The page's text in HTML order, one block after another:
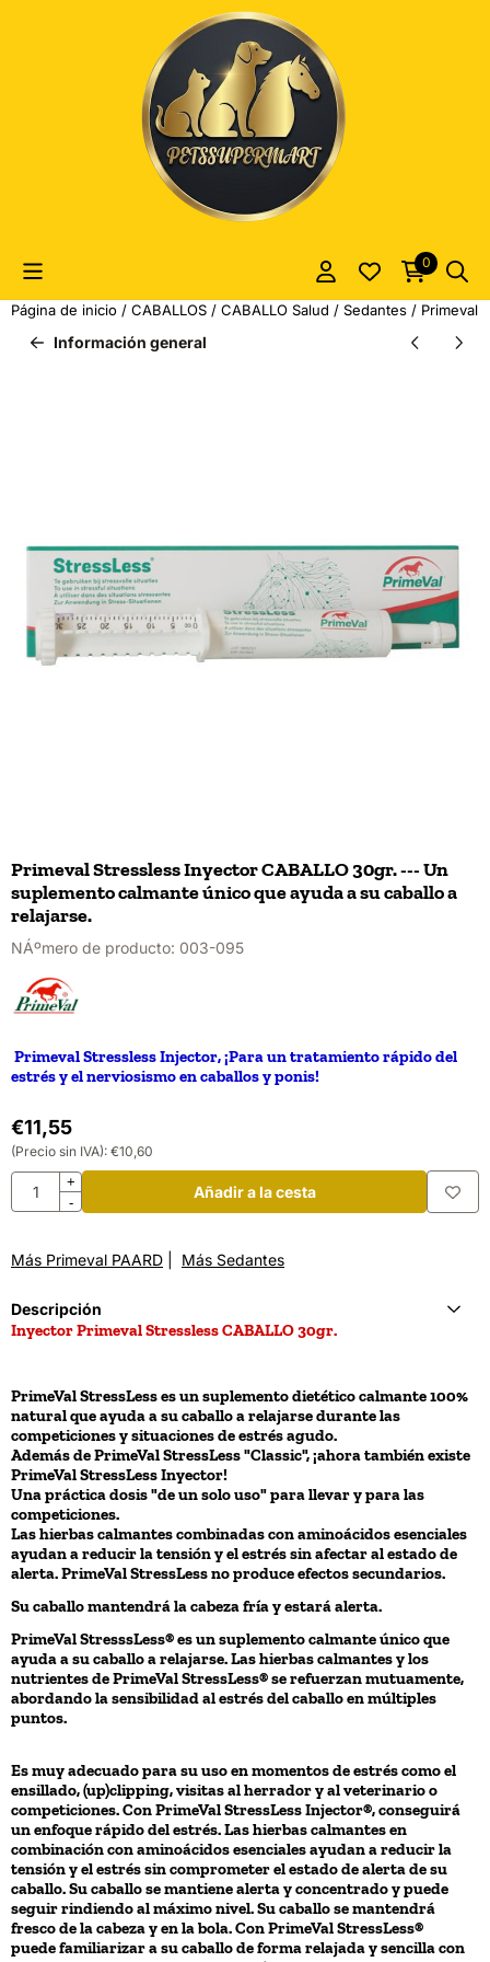
Las preferencias de cookies están actualmente cerradas.
0
Página de inicio / CABALLOS / CABALLO Salud / Sedantes / Primeval
Información general
Primeval Stressless Inyector CABALLO 30gr. --- Un
suplemento calmante único que ayuda a su caballo a
relajarse.
NÁºmero de producto: 003-095
Primeval Stressless Injector, ¡Para un tratamiento rápido del
estrés y el nerviosismo en caballos y ponis!
€11,55
(Precio sin IVA): €10,60
Cantidad
+
-
Añadir a la cesta
Más Primeval PAARD Más Sedantes
Descripción
Inyector Primeval Stressless CABALLO 30gr.
PrimeVal StressLess es un suplemento dietético calmante 100%
natural que ayuda a su caballo a relajarse durante las
competiciones y situaciones de estrés agudo.
Además de PrimeVal StressLess "Classic", ¡ahora también existe
PrimeVal StressLess Inyector!
Una práctica dosis "de un solo uso" para llevar y para las
competiciones.
Las hierbas calmantes combinadas con aminoácidos esenciales
ayudan a reducir la tensión y el estrés sin afectar al estado de
alerta. PrimeVal StressLess no produce efectos secundarios.
Su caballo mantendrá la cabeza fría y estará alerta.
PrimeVal StresssLess® es un suplemento calmante único que
ayuda a su caballo a relajarse. Las hierbas calmantes y los
nutrientes de PrimeVal StressLess® se refuerzan mutuamente,
abordando la sensibilidad al estrés del caballo en múltiples
puntos.
Es muy adecuado para su uso en momentos de estrés como el
ensillado, (up)clipping, visitas al herrador y al veterinario o
competiciones. Con PrimeVal StressLess Injector®, conseguirá
un enfoque rápido del estrés. Las hierbas calmantes en
combinación con aminoácidos esenciales ayudan a reducir la
tensión y el estrés sin comprometer el estado de alerta de su
caballo. Su caballo se mantiene alerta y concentrado y puede
seguir rindiendo al máximo nivel. Su caballo se mantendrá
fresco de la cabeza y en la bola. Con PrimeVal StressLess®
puede familiarizar a su caballo de forma relajada y sencilla con